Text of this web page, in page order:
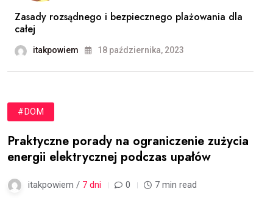
Zasady rozsądnego i bezpiecznego plażowania dla
całej
itakpowiem 18 października, 2023
#DOM
Praktyczne porady na ograniczenie zużycia
energii elektrycznej podczas upałów
itakpowiem / 7 dni 0 7 min read